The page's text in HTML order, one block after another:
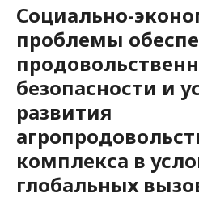
Социально-
проблемы
безопасности и
развития
комплекса в
глобальных